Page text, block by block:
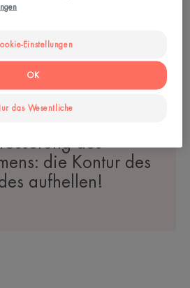
HAUT
des
die Kontur des
aufhellen!
Einstellungen
das Wesentliche
OK